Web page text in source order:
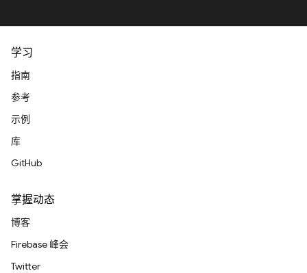
学习
指南
参考
示例
库
GitHub
掌握动态
博客
Firebase 峰会
Twitter